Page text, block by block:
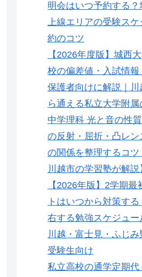
明会はいつ予約する
上線エリアの受験ス
約のコツ
【2026年度版】城西
校の偏差値・入試情報
保護者向けに解説｜
ら通える私立大学附
中学理科 光と音の性
の反射・屈折・凸レン
の関係を整理するコツ
川越市の学習塾が解説
【2026年版】2学期最
トはいつから対策す
右する勉強スケジュー
川越・富士見・ふじ
受験生向け
私立高校の通学定期